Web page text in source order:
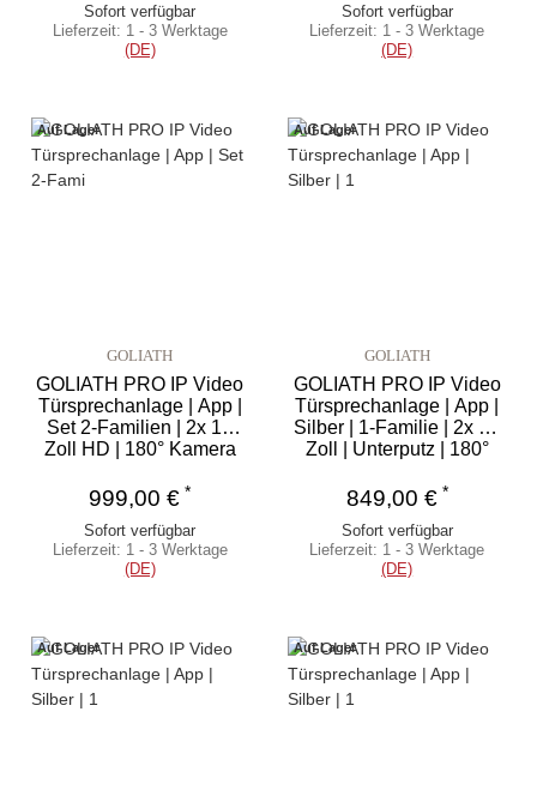
Sofort verfügbar
Lieferzeit: 1 - 3 Werktage
(DE)
Sofort verfügbar
Lieferzeit: 1 - 3 Werktage
(DE)
Auf Lager
GOLIATH
GOLIATH PRO IP Video
Türsprechanlage | App |
Set 2-Familien | 2x 10
Zoll HD | 180° Kamera
999,00 € *
Sofort verfügbar
Lieferzeit: 1 - 3 Werktage
(DE)
Auf Lager
GOLIATH
GOLIATH PRO IP Video
Türsprechanlage | App |
Silber | 1-Familie | 2x 10
Zoll | Unterputz | 180°
849,00 €*
Sofort verfügbar
Lieferzeit: 1 - 3 Werktage
(DE)
Auf Lager Auf Lager